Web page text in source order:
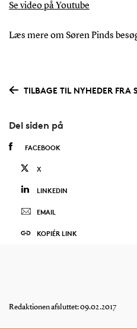
Se video på Youtube
Læs mere om Søren Pinds
TILBAGE TIL NYHEDER FRA
Del siden på
FACEBOOK
X
LINKEDIN
EMAIL
KOPIÉR LINK
Redaktionen afsluttet: 09.02.2017